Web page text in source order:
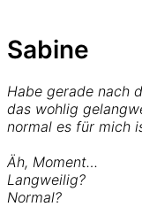
Sabine
Habe gerade nach
das wohlig
normal es für mich
Äh, Moment…
Langweilig?
Normal?